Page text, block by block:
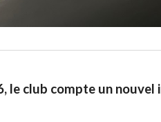
le club compte un